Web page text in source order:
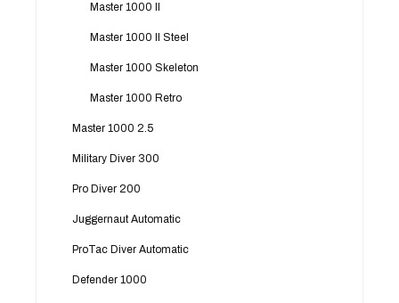
Master 1000 II
Master 1000 II Steel
Master 1000 Skeleton
Master 1000 Retro
Master 1000 2.5
Military Diver 300
Pro Diver 200
Juggernaut Automatic
ProTac Diver Automatic
Defender 1000